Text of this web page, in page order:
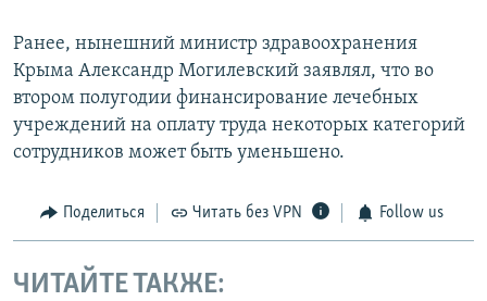
Ранее, нынешний министр здравоохранения
Крыма Александр Могилевский заявлял, что во
втором полугодии финансирование лечебных
учреждений на оплату труда некоторых категорий
сотрудников может быть уменьшено.
Поделиться Читать без VPN Follow us
ЧИТАЙТЕ ТАКЖЕ: